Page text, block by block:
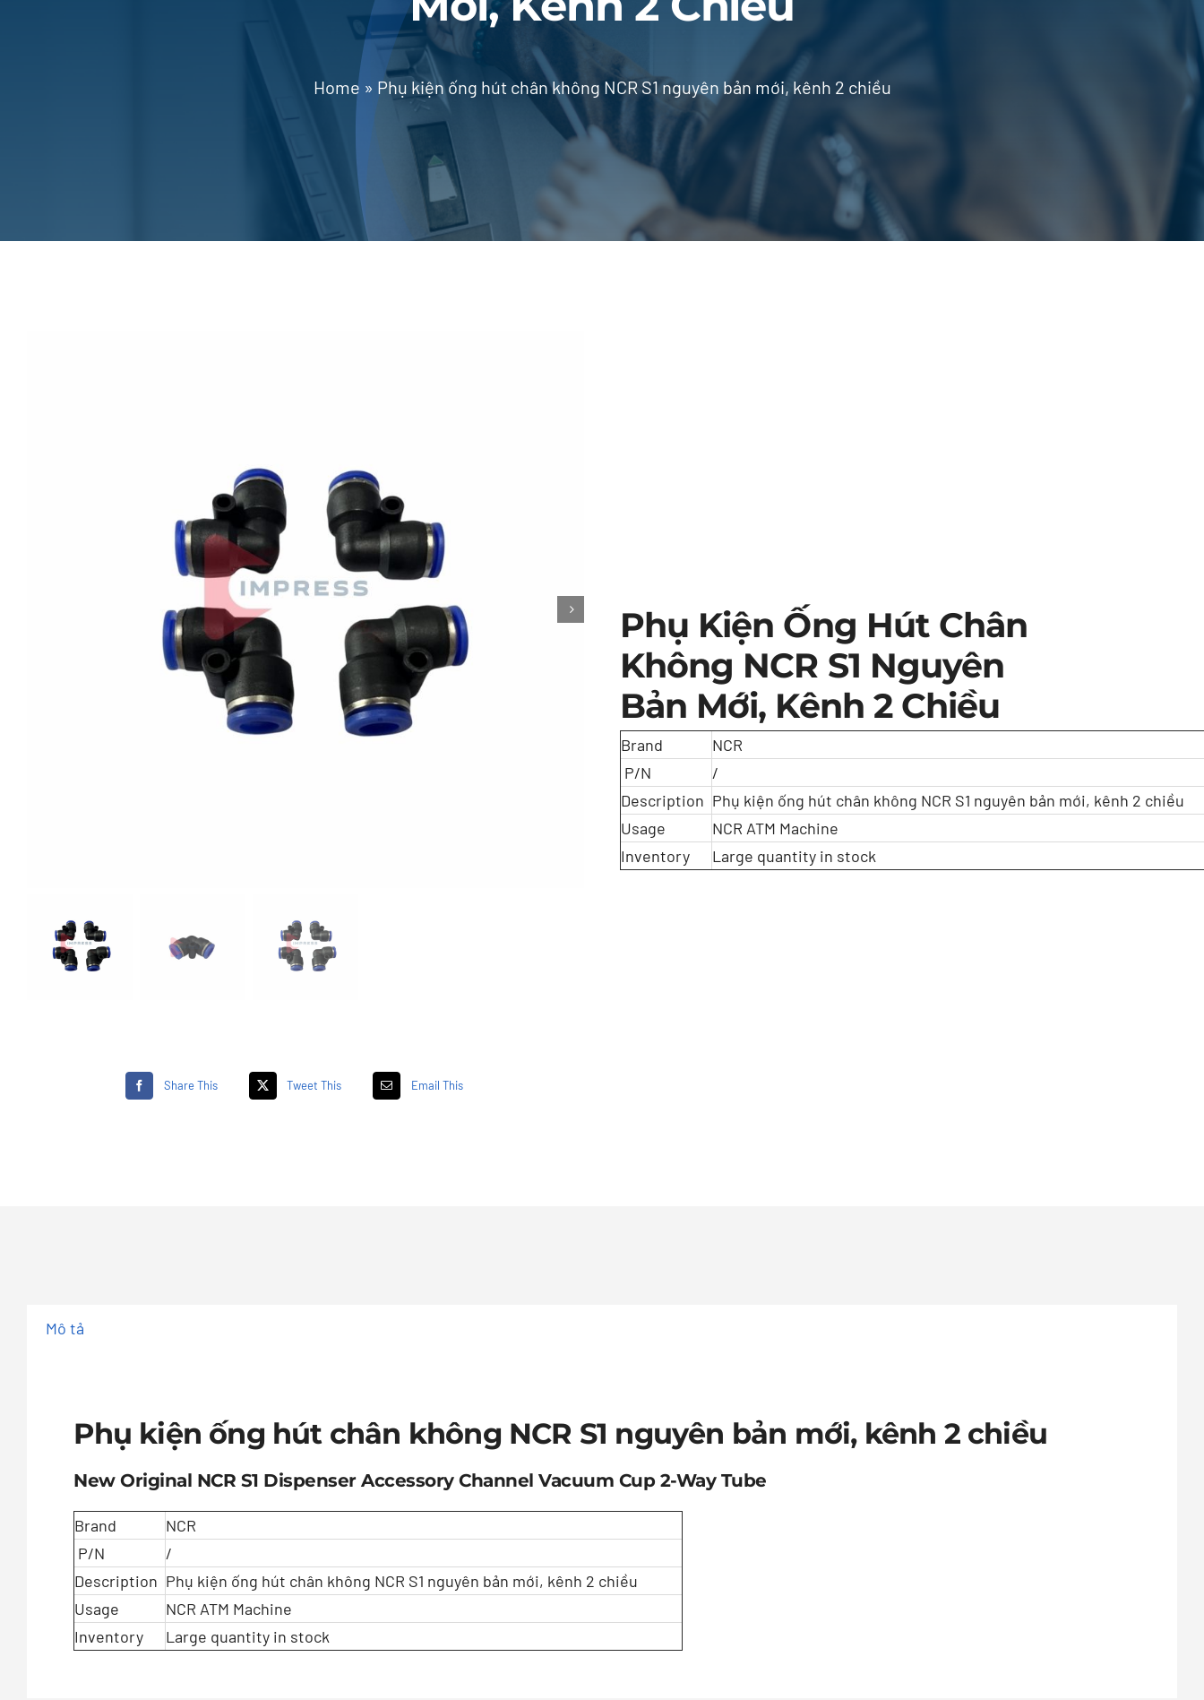
Home » Phụ kiện ống hút chân không NCR S1 nguyên bản mới, kênh 2 chiều
Share This Tweet This Email This
Phụ Kiện Ống Hút Chân
Không NCR S1 Nguyên
Bản Mới, Kênh 2 Chiều
Brand
NCR
P/N
/
Description Phụ kiện ống hút chân không NCR S1 nguyên bản mới, kênh 2 chiều
Usage
NCR ATM Machine
Inventory
Large quantity in stock
Mô tả
Phụ kiện ống hút chân không NCR S1 nguyên bản mới, kênh 2 chiều
New Original NCR S1 Dispenser Accessory Channel Vacuum Cup 2-Way Tube
Brand
NCR
P/N
/
Description Phụ kiện ống hút chân không NCR S1 nguyên bản mới, kênh 2 chiều
Usage
NCR ATM Machine
Inventory
Large quantity in stock